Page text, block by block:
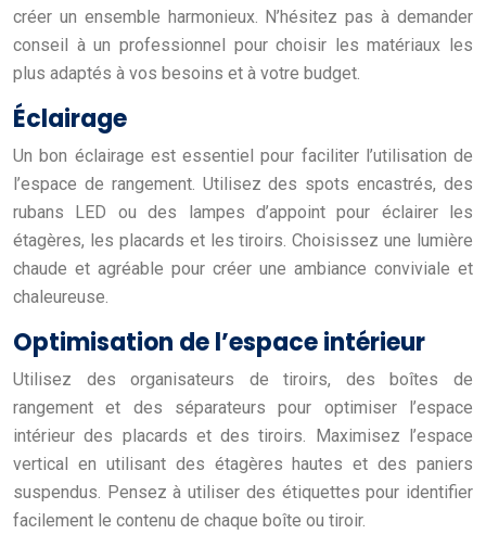
créer un ensemble harmonieux. N’hésitez pas à demander
conseil à un professionnel pour choisir les matériaux les
plus adaptés à vos besoins et à votre budget.
Éclairage
Un bon éclairage est essentiel pour faciliter l’utilisation de
l’espace de rangement. Utilisez des spots encastrés, des
rubans LED ou des lampes d’appoint pour éclairer les
étagères, les placards et les tiroirs. Choisissez une lumière
chaude et agréable pour créer une ambiance conviviale et
chaleureuse.
Optimisation de l’espace intérieur
Utilisez des organisateurs de tiroirs, des boîtes de
rangement et des séparateurs pour optimiser l’espace
intérieur des placards et des tiroirs. Maximisez l’espace
vertical en utilisant des étagères hautes et des paniers
suspendus. Pensez à utiliser des étiquettes pour identifier
facilement le contenu de chaque boîte ou tiroir.